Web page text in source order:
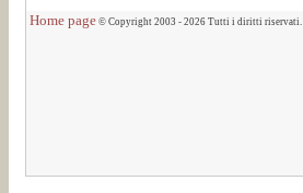
Home page © Copyright 2003 - 2026 Tutti i diritti riservati.